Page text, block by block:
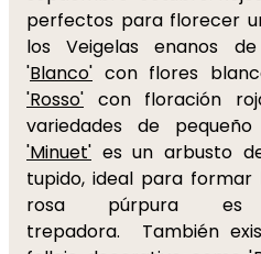
perfectos para florecer
los Veigelas enanos
'Blanco' con flores
'Rosso' con floración
variedades de
'Minuet' es un arbusto
tupido, ideal para formar
rosa púrpura es
trepadora. También